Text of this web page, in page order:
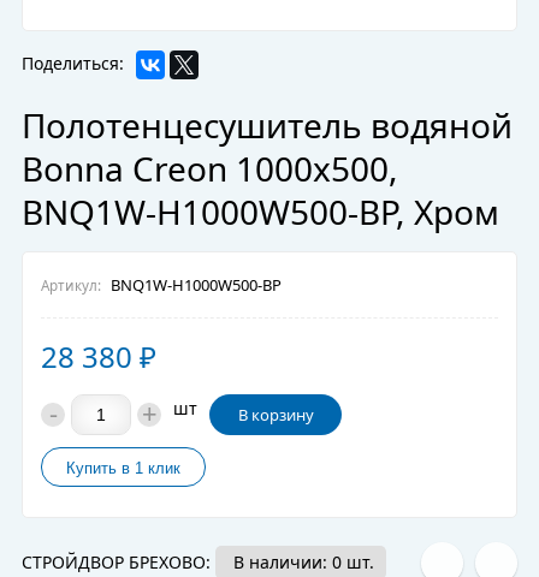
Поделиться:
Полотенцесушитель водяной
Bonna Creon 1000x500,
BNQ1W-H1000W500-BP, Хром
Артикул: BNQ1W-H1000W500-BP
28 380 ₽
- + шт В корзину
СТРОЙДВОР БРЕХОВО:
В наличии: 0 шт.